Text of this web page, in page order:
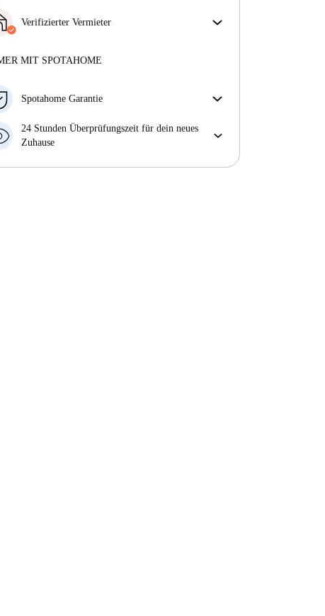
Preisen, Verfügbarkeit und erstklassiger Qualität.
Verifizierter Vermieter
Mehr über diesen Vermieter
MIT SPOTAHOME
Spotahome Garantie
Falls der Vermieter deine Buchung kurzfristig
storniert, werden wir dir entweder A) ein Hotel
finden oder B) den gezahlten Betrag vollständig
24 Stunden Überprüfungszeit für dein neues
Zuhause